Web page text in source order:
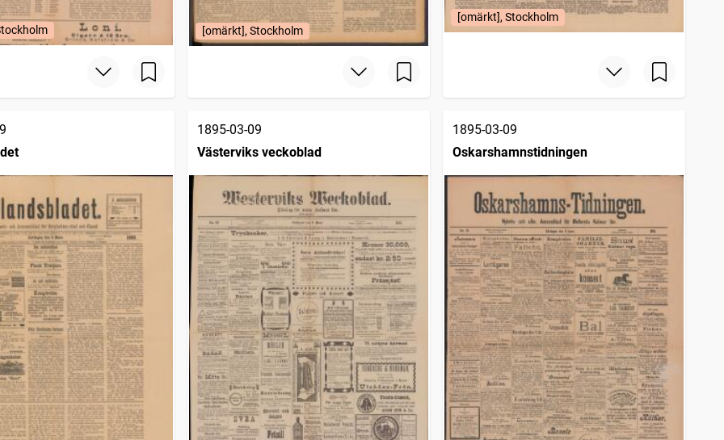
[omärkt], Stockholm
[omärkt], Stockholm
1895-03-09
Västerviks veckoblad
1895-03-09
Oskarshamnstidningen